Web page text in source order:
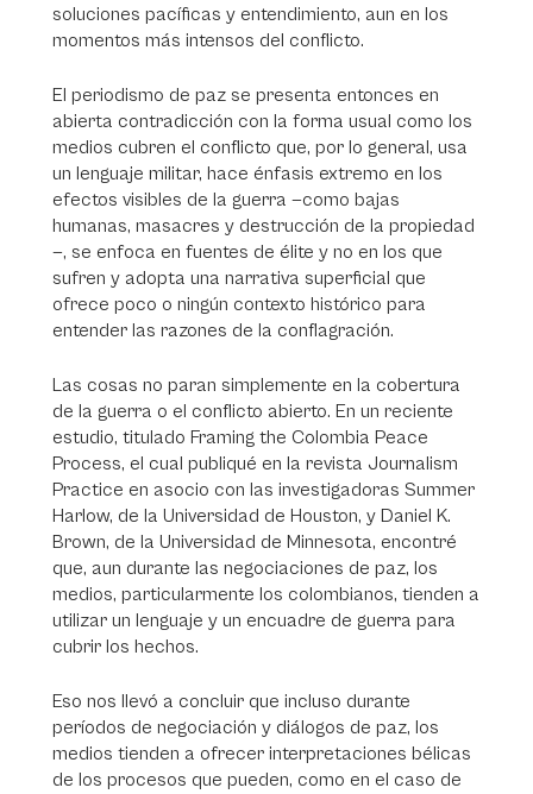
soluciones pacíficas y entendimiento, aun en los
momentos más intensos del conflicto.
El periodismo de paz se presenta entonces en
abierta contradicción con la forma usual como los
medios cubren el conflicto que, por lo general, usa
un lenguaje militar, hace énfasis extremo en los
efectos visibles de la guerra —como bajas
humanas, masacres y destrucción de la propiedad
—, se enfoca en fuentes de élite y no en los que
sufren y adopta una narrativa superficial que
ofrece poco o ningún contexto histórico para
entender las razones de la conflagración.
Las cosas no paran simplemente en la cobertura
de la guerra o el conflicto abierto. En un reciente
estudio, titulado Framing the Colombia Peace
Process, el cual publiqué en la revista Journalism
Practice en asocio con las investigadoras Summer
Harlow, de la Universidad de Houston, y Daniel K.
Brown, de la Universidad de Minnesota, encontré
que, aun durante las negociaciones de paz, los
medios, particularmente los colombianos, tienden a
utilizar un lenguaje y un encuadre de guerra para
cubrir los hechos.
Eso nos llevó a concluir que incluso durante
períodos de negociación y diálogos de paz, los
medios tienden a ofrecer interpretaciones bélicas
de los procesos que pueden, como en el caso de